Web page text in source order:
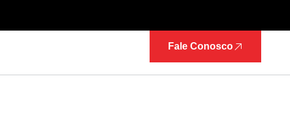
Fale Conosco